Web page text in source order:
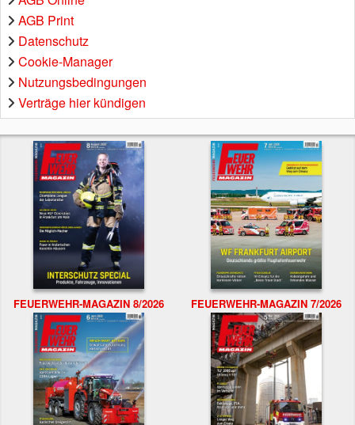
AGB Print
Datenschutz
Cookie-Manager
Nutzungsbedingungen
Verträge hier kündigen
FEUERWEHR-MAGAZIN 8/2026 FEUERWEHR-MAGAZIN 7/2026